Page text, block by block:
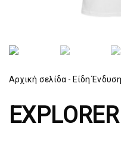
Αρχική σελίδα - Είδη
EXPLORER